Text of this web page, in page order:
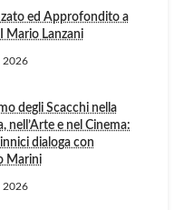
ed Approfondito a
Mario Lanzani
2026
degli Scacchi nella
nell’Arte e nel Cinema:
dialoga con
Marini
2026